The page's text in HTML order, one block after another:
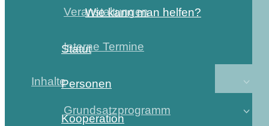
Veranstaltungen
Interne Termine
Inhalte
Grundsatzprogramm
Wie kann man helfen?
Statut
Personen
Kooperation